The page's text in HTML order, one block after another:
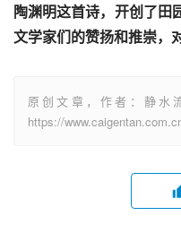
陶渊明这首诗，开创了田
文学家们的赞扬和推崇，
原创文章，作者：静水
https://